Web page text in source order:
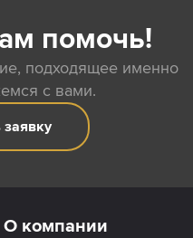
помочь!
подходящее именно
с вами.
заявку
О компании